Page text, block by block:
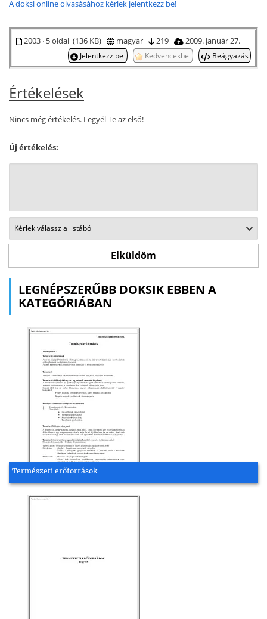
A doksi online olvasásához kérlek jelentkezz be!
2003 · 5 oldal (136 KB) magyar 219 2009. január 27.
Jelentkezz be Kedvencekbe Beágyazás
Értékelések
Nincs még értékelés. Legyél Te az első!
Új értékelés:
LEGNÉPSZERŰBB DOKSIK EBBEN A
KATEGÓRIÁBAN
Természeti erőforrások